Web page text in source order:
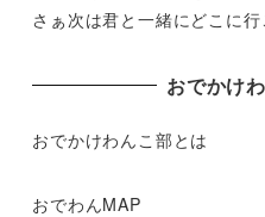
さぁ次は君と一緒にどこに行
おでかけ
おでかけわんこ部とは
おでわんMAP